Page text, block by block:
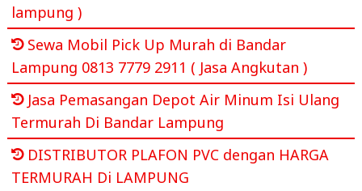
lampung )
Sewa Mobil Pick Up Murah di Bandar
Lampung 0813 7779 2911 ( Jasa Angkutan )
Jasa Pemasangan Depot Air Minum Isi Ulang
Termurah Di Bandar Lampung
DISTRIBUTOR PLAFON PVC dengan HARGA
TERMURAH Di LAMPUNG